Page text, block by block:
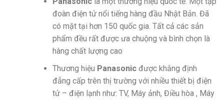
đoàn điện tử nổi tiếng hàng đầu Nhật Bản. Đã
có mặt tại hơn 150 quốc gia. Tất cả các sản
phẩm đều rất được ưa chuộng và bình chọn là
hàng chất lượng cao
Thương hiệu Panasonicđược khắng định
đẳng cấp trên thị trường với nhiều thiết bị điện
tử – điện lạnh như: TV, Máy ảnh, Điều hòa , Máy